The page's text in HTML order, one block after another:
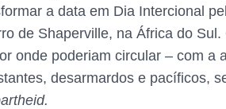
a data em Dia Intercional
de Shaperville, na África do
onde poderiam circular – com
desarmardos e pacíficos,